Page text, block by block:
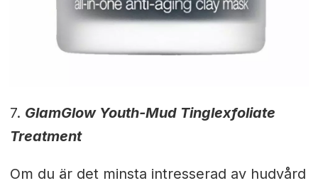
7. GlamGlow Youth-Mud Tinglexfoliate
Treatment
Om du är det minsta intresserad av hudvård